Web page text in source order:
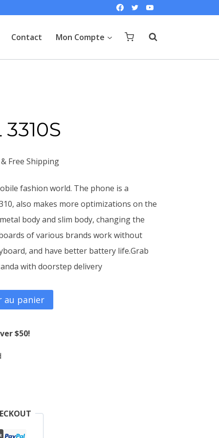
Contact Mon Compte
:
& Free Shipping
fashion world. The phone is a
also makes more optimizations on the
body and slim body, changing the
of various brands work without
and have better battery life.Grab
with doorstep delivery
au panier
$50!